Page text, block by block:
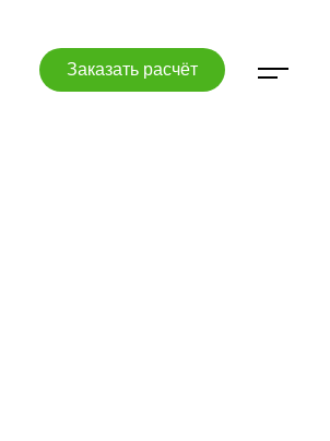
Заказать расчёт